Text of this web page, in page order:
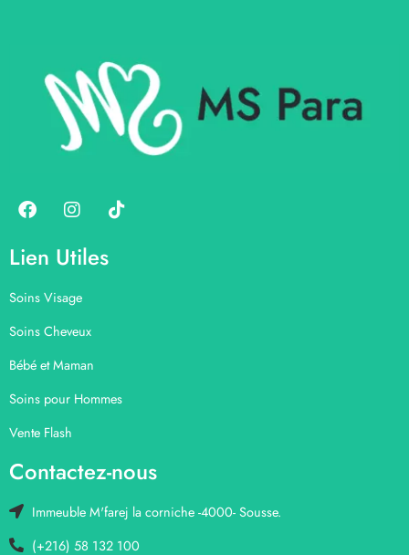
Lien Utiles
Soins Visage
Soins Cheveux
Bébé et Maman
Soins pour Hommes
Vente Flash
Contactez-nous
Immeuble M'farej la corniche -4000- Sousse.
(+216) 58 132 100